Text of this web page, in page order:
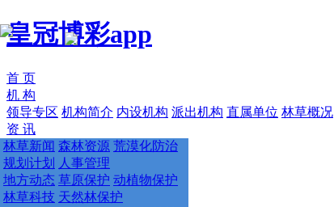
皇冠博彩app
首 页
机 构
领导专区 机构简介 内设机构 派出机构 直属单位 林草概况
资 讯
林草新闻 森林资源 荒漠化防治
规划计划
人事管理
地方动态 草原保护 动植物保护
林草科技 天然林保护